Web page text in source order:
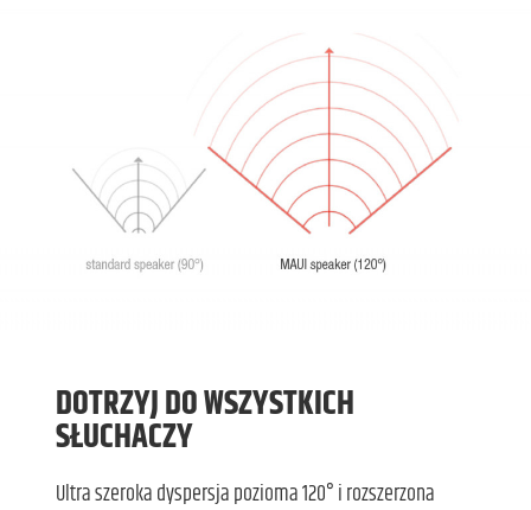
DOTRZYJ DO WSZYSTKICH
SŁUCHACZY
Ultra szeroka dyspersja pozioma 120° i rozszerzona